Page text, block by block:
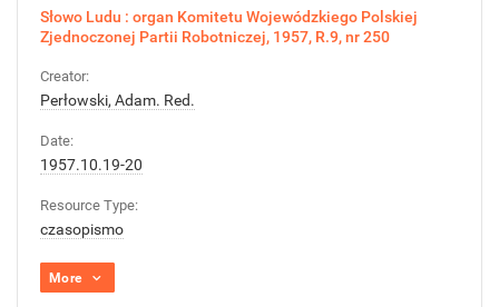
Słowo Ludu : organ Komitetu Wojewódzkiego Polskiej
Zjednoczonej Partii Robotniczej, 1957, R.9, nr 250
Creator:
Perłowski, Adam. Red.
Date:
1957.10.19-20
Resource Type:
czasopismo
More